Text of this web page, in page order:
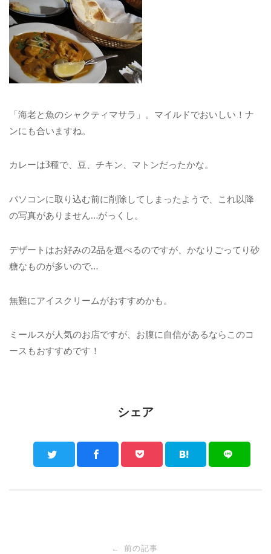
「海老と魚のシャクティマサラ」。マイルドでおいしい！ナ
ンにも合いますね。
カレーは3種で、豆、チキン、マトンだったかな。
パソコンに取り込む前に削除してしまったようで、これ以降
の写真がありません…がっくし。
デザートはお好みの2品を選べるのですが、かなりごってり砂
糖なものが多いので…
無難にアイスクリームがおすすめかも。
ミールスが人気のお店ですが、お腹に自信があるならこのコ
ースもおすすめです！
シェア
← 前の記事